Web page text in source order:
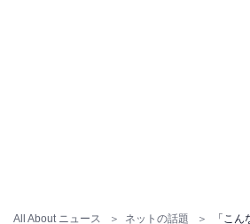
All About ニュース ネットの話題